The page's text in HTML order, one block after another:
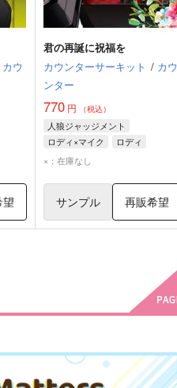
カウ
君の再誕に祝福を
カウンターサーキット / カウ
ンター
770円 （税込）
人狼ジャッジメント
ロディ×マイク
ロディ
マイク
×：在庫なし
サンプル 再販希望